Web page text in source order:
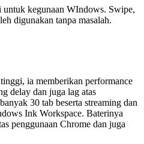
untuk kegunaan WIndows. Swipe,
digunakan tanpa masalah.
ia memberikan performance
delay dan juga lag atas
30 tab beserta streaming dan
Ink Workspace. Baterinya
penggunaan Chrome dan juga